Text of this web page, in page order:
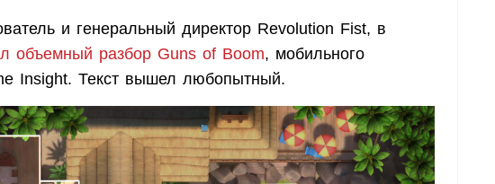
и генеральный директор Revolution Fist, в
объемный разбор Guns of Boom, мобильного
Insight. Текст вышел любопытный.